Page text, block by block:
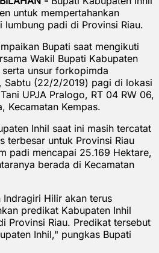
untuk mempertahankan
lumbung padi di Provinsi Riau.
Bupati saat mengikuti
Wakil Bupati Kabupaten
unsur forkopimda
Sabtu (22/2/2019) pagi di lokasi
UPJA Pralogo, RT 04 RW 06,
Kecamatan Kempas.
Inhil saat ini masih tercatat
terbesar untuk Provinsi Riau
padi mencapai 25.169 Hektare,
berada di Kecamatan
Indragiri Hilir akan terus
predikat Kabupaten Inhil
Provinsi Riau. Predikat tersebut
Inhil," pungkas Bupati